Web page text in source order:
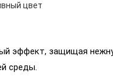
цвет
эффект, защищая
среды.